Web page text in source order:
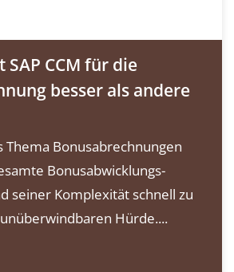
SAP CCM für die
besser als andere
Thema Bonusabrechnungen
Bonusabwicklungs-
seiner Komplexität schnell zu
Hürde....